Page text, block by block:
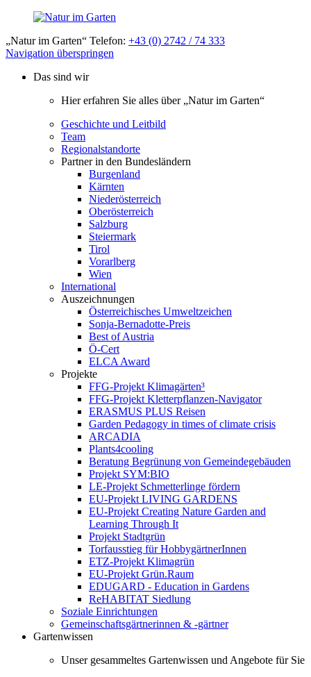
„Natur im Garten“ Telefon: +43 (0) 2742 / 74 333
Navigation überspringen
Das sind wir
Hier erfahren Sie alles über „Natur im Garten“
Geschichte und Leitbild
Team
Regionalstandorte
Partner in den Bundesländern
Burgenland
Kärnten
Niederösterreich
Oberösterreich
Salzburg
Steiermark
Tirol
Vorarlberg
Wien
International
Auszeichnungen
Österreichisches Umweltzeichen
Sonja-Bernadotte-Preis
Best of Austria
Ö-Cert
ELCA Award
Projekte
FFG-Projekt Klimagärten³
FFG-Projekt Kletterpflanzen-Navigator
ERASMUS PLUS Reisen
Garden Pedagogy in times of climate crisis
ARCADIA
Plants4cooling
Beratung Begrünung von Gemeindegebäuden
Projekt SYM:BIO
LE-Projekt Schmetterlinge fördern
EU-Projekt LIVING GARDENS
EU-Projekt Creating Nature Garden and
Learning Through It
Projekt Stadtgrün
Torfausstieg für HobbygärtnerInnen
ETZ-Projekt Klimagrün
EU-Projekt Grün.Raum
EDUGARD - Education in Gardens
ReHABITAT Siedlung
Soziale Einrichtungen
Gemeinschaftsgärtnerinnen & -gärtner
Gartenwissen
Unser gesammeltes Gartenwissen und Angebote für Sie